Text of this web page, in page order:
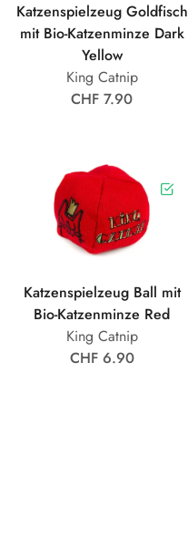
Katzenspielzeug Goldfisch
mit Bio-Katzenminze Dark
Yellow
King Catnip
CHF 7.90
Katzenspielzeug Ball mit
Bio-Katzenminze Red
King Catnip
CHF 6.90